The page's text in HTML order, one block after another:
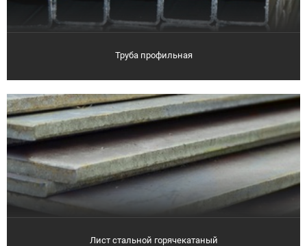
Труба профильная
Лист стальной горячекатаный